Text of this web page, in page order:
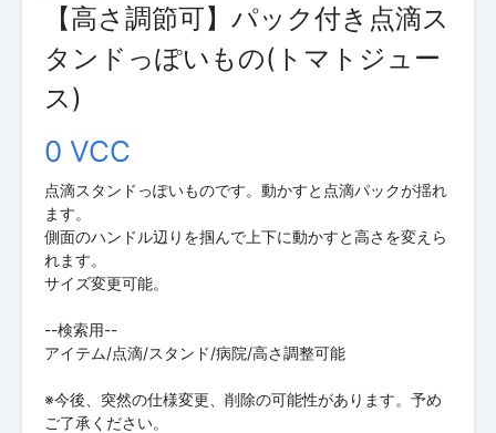
【高さ調節可】パック付き点滴ス
タンドっぽいもの(トマトジュー
ス)
0 VCC
点滴スタンドっぽいものです。動かすと点滴パックが揺れ
ます。
側面のハンドル辺りを掴んで上下に動かすと高さを変えら
れます。
サイズ変更可能。
--検索用--
アイテム/点滴/スタンド/病院/高さ調整可能
※今後、突然の仕様変更、削除の可能性があります。予め
ご了承ください。